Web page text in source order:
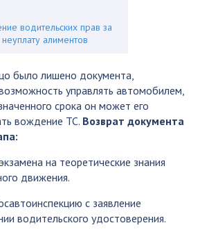
водительских прав за
неуплату алиментов
было лишено документа,
управлять автомобилем,
срока он может его
вождение ТС. Возврат документа
на теоретические знания
движения.
с заявление
водительского удостоверения.